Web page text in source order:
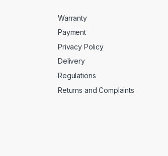
Warranty
Payment
Privacy Policy
Delivery
Regulations
Returns and Complaints